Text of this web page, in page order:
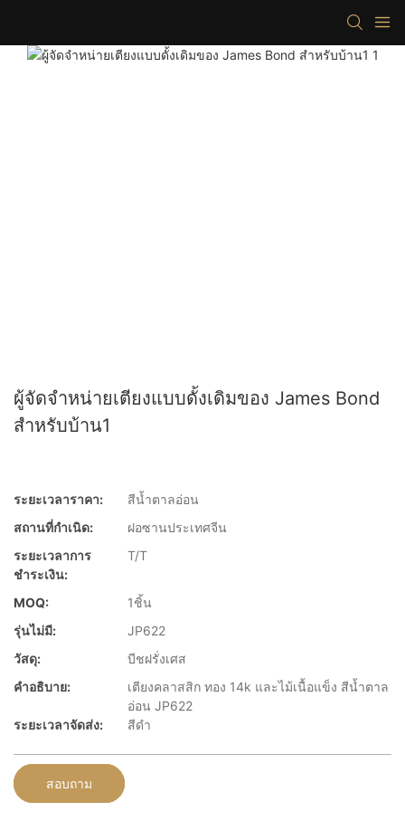
ผู้จัดจำหน่ายเตียงแบบดั้งเดิมของ James Bond
สำหรับบ้าน1
ระยะเวลาราคา:
สีน้ำตาลอ่อน
สถานที่กำเนิด:
ฝอซานประเทศจีน
ระยะเวลาการ
ชำระเงิน:
T/T
MOQ:
1ชิ้น
รุ่นไม่มี:
JP622
วัสดุ:
บีชฝรั่งเศส
คำอธิบาย:
เตียงคลาสสิก ทอง 14k และไม้เนื้อแข็ง สีน้ำตาล
อ่อน JP622
ระยะเวลาจัดส่ง:
สีดำ
สอบถาม